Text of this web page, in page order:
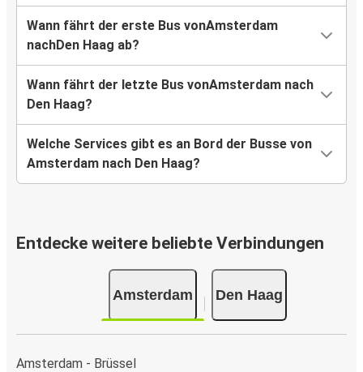
Wann fährt der erste Bus vonAmsterdam
nachDen Haag ab?
Wann fährt der letzte Bus vonAmsterdam nach
Den Haag?
Welche Services gibt es an Bord der Busse von
Amsterdam nach Den Haag?
Entdecke weitere beliebte Verbindungen
Amsterdam Den Haag
Amsterdam - Brüssel